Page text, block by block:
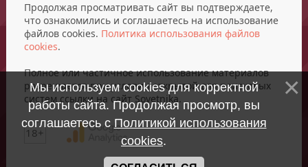
Продолжая просматривать сайт вы подтверждаете,
что ознакомились и соглашаетесь на использование
файлов cookies. Политика использования файлов
cookies.
Полное или частичное использование материалов
разрешается при условии открытой для поисковых
систем ссылки на сайт Sovetnika.
18+
Мы используем cookies для корректной
работы сайта. Продолжая просмотр, вы
соглашаетесь с Политикой использования
cookies.